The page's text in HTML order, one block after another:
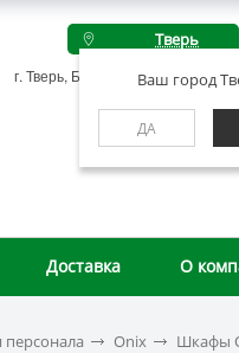
Тверь
Ваш город
ДА
г. Тверь, Беляковский пер., д. 46А
Доставка О
Onix Шкафы